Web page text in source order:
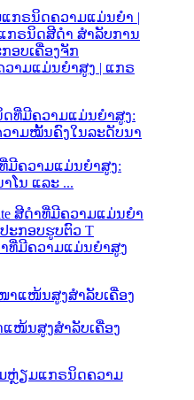
ວາມແມ່ນຍໍາສູງ | ແກຣ
ມີຄວາມແມ່ນຍໍາສູງ:
ໂນ ແລະ ...
ຳທີ່ມີຄວາມແມ່ນຍໍາສູງ
ໜ້ນສູງສຳລັບເຄື່ອງ